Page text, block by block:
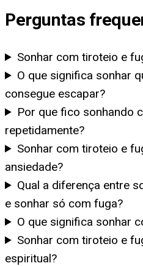
Perguntas
Sonhar com tiroteio e
O que significa sonhar
consegue escapar?
Por que fico sonhando
repetidamente?
Sonhar com tiroteio e
ansiedade?
Qual a diferença entre
e sonhar só com fuga?
O que significa sonhar
Sonhar com tiroteio e
espiritual?